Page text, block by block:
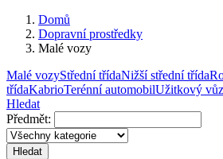
Domů
Dopravní prostředky
Malé vozy
Malé vozyStřední třídaNižší střední třída
třídaKabrioTerénní automobilUžitkový vůz
Hledat
Předmět:
Hledat